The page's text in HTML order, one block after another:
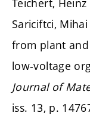
Teichert,
Sariciftci,
from plant
low-voltage
Journal of
iss. 13, p.